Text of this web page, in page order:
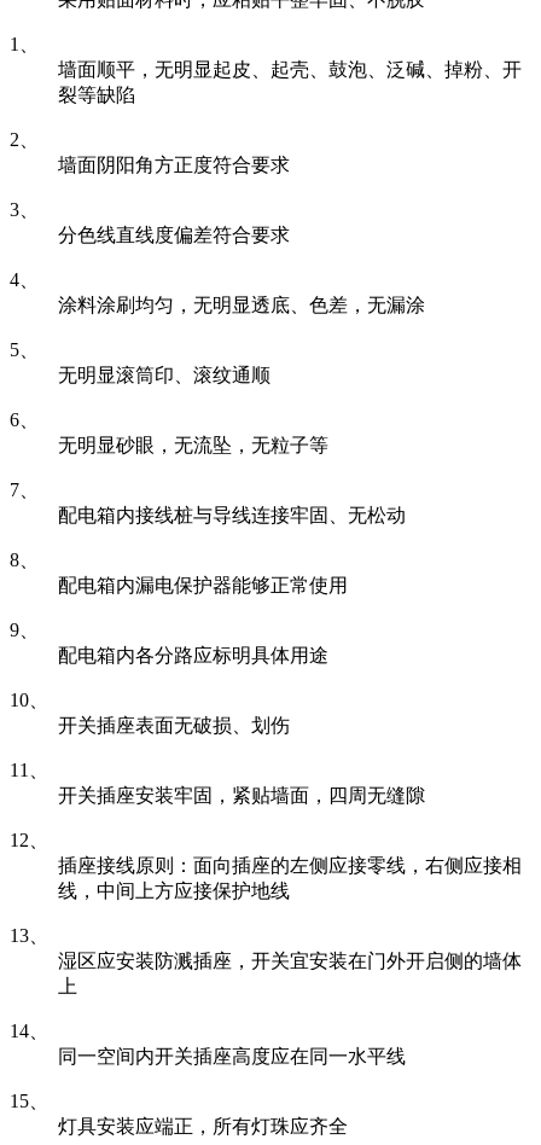
1、
墙面顺平，无明显起皮、起壳、鼓泡、泛碱、掉粉、开
裂等缺陷
2、
墙面阴阳角方正度符合要求
3、
分色线直线度偏差符合要求
4、
涂料涂刷均匀，无明显透底、色差，无漏涂
5、
无明显滚筒印、滚纹通顺
6、
无明显砂眼，无流坠，无粒子等
7、
配电箱内接线桩与导线连接牢固、无松动
8、
配电箱内漏电保护器能够正常使用
9、
配电箱内各分路应标明具体用途
10、
开关插座表面无破损、划伤
11、
开关插座安装牢固，紧贴墙面，四周无缝隙
12、
插座接线原则：面向插座的左侧应接零线，右侧应接相
线，中间上方应接保护地线
13、
湿区应安装防溅插座，开关宜安装在门外开启侧的墙体
上
14、
同一空间内开关插座高度应在同一水平线
15、
灯具安装应端正，所有灯珠应齐全